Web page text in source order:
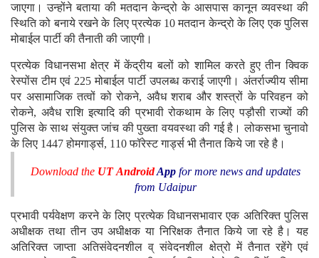
जाएगा। उन्होंने बताया की मतदान केन्द्रो के आसपास कानून व्यवस्था की
स्थिति को बनाये रखने के लिए प्रत्येक 10 मतदान केन्द्रो के लिए एक पुलिस
मोबाईल पार्टी की तैनाती की जाएगी।
प्रत्येक विधानसभा क्षेत्र में केंद्रीय बलों को शामिल करते हुए तीन क्विक
रेस्पोंस टीम एवं 225 मोबाईल पार्टी उपलब्ध कराई जाएगी। अंतर्राज्यीय सीमा
पर असामाजिक तत्वों को रोकने, अवैध शराब और शस्त्रों के परिवहन को
रोकने, अवैध राशि इत्यादि की प्रभावी रोकथाम के लिए पड़ौसी राज्यों की
पुलिस के साथ संयुक्त जांच की पुख्ता वयवस्था की गई है। लोकसभा चुनावो
के लिए 1447 होमगार्ड्स, 110 फॉरेस्ट गार्ड्स भी तैनात किये जा रहे है।
Download the UT AndroidApp for more news and updates
from Udaipur
प्रभावी पर्यवेक्षण करने के लिए प्रत्येक विधानसभावार एक अतिरिक्त पुलिस
अधीक्षक तथा तीन उप अधीक्षक या निरिक्षक तैनात किये जा रहे है। यह
अतिरिक्त जाप्ता अतिसंवेदनशील व् संवेदनशील क्षेत्रो में तैनात रहेंगे एवं